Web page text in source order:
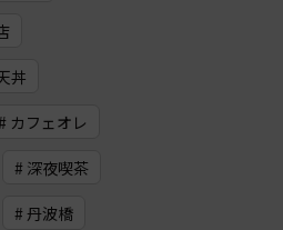
丼
カフェオレ
# 深夜喫茶
# 丹波橋